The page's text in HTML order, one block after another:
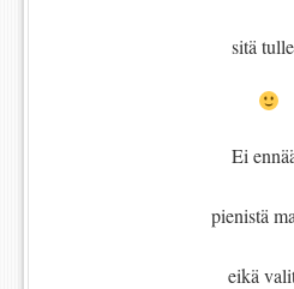
sitä
Ei
pienistä
eikä